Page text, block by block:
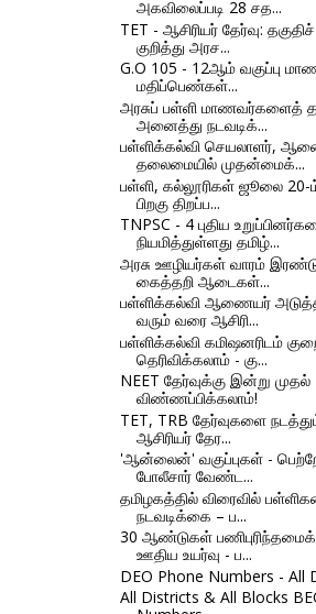
அகவிலைப்படி 28 சத...
TET - ஆசிரியர் தேர்வு:
குறித்து அரச...
G.O 105 - 12ஆம் வகுப்பு
மதிப்பெண்கள்...
அரசுப் பள்ளி
அனைத்து நடவடிக்...
பள்ளிக்கல்வி செயலாளர்,
தலைமையில் முதன்மைக்...
பள்ளி, கல்லூரிகள் ஜூலை 20-
பிறகு திறப்ப...
TNPSC - 4 புதிய
நியமித்துள்ளது தமிழ்...
அரசு ஊழியர்கள் வாரம்
கைத்தறி ஆடைகள்...
பள்ளிக்கல்வி ஆணையர்
வரும் வரை ஆசிரி...
பள்ளிக்கல்வி கமிஷனரிடம்
தெரிவிக்கலாம் - கு...
NEET தேர்வுக்கு இன்று முதல்
விண்ணப்பிக்கலாம்!
TET, TRB தேர்வுகளை
ஆசிரியர் தேர...
'ஆன்லைன்' வகுப்புகள் -
போலீசார் வேண்ட...
தமிழகத்தில் விரைவில்
நடவடிக்கை – ப...
30 ஆண்டுகள்
ஊதிய உயர்வு - ப...
DEO Phone Numbers - All
All Districts & All Blocks